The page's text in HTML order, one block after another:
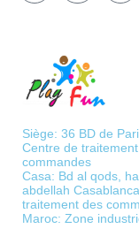
Siège: 36 BD de
Centre de
commandes
Casa: Bd al qods,
abdellah
traitement des
Maroc: Zone